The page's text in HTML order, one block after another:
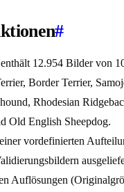
#
12.954 Bilder von
Border Terrier,
Rhodesian
Old English Sheepdog.
vordefinierten
Auflösungen